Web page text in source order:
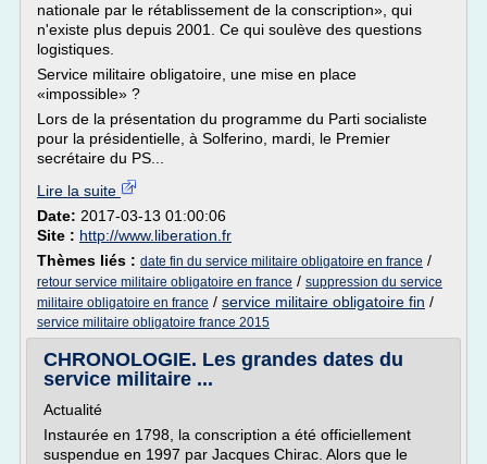
nationale par le rétablissement de la conscription», qui
n'existe plus depuis 2001. Ce qui soulève des questions
logistiques.
Service militaire obligatoire, une mise en place
«impossible» ?
Lors de la présentation du programme du Parti socialiste
pour la présidentielle, à Solferino, mardi, le Premier
secrétaire du PS...
Lire la suite
Date: 2017-03-13 01:00:06
Site : http://www.liberation.fr
Thèmes liés : date fin du service militaire obligatoire en france /
retour service militaire obligatoire en france / suppression du service
militaire obligatoire en france / service militaire obligatoire fin /
service militaire obligatoire france 2015
CHRONOLOGIE. Les grandes dates du
service militaire ...
Actualité
Instaurée en 1798, la conscription a été officiellement
suspendue en 1997 par Jacques Chirac. Alors que le